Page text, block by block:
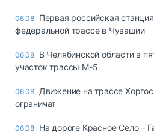
06.08 Первая российская
федеральной трассе в Чувашии
06.08 В Челябинской области в
участок трассы М-5
06.08 Движение на трассе
ограничат
06.08 На дороге Красное Село –